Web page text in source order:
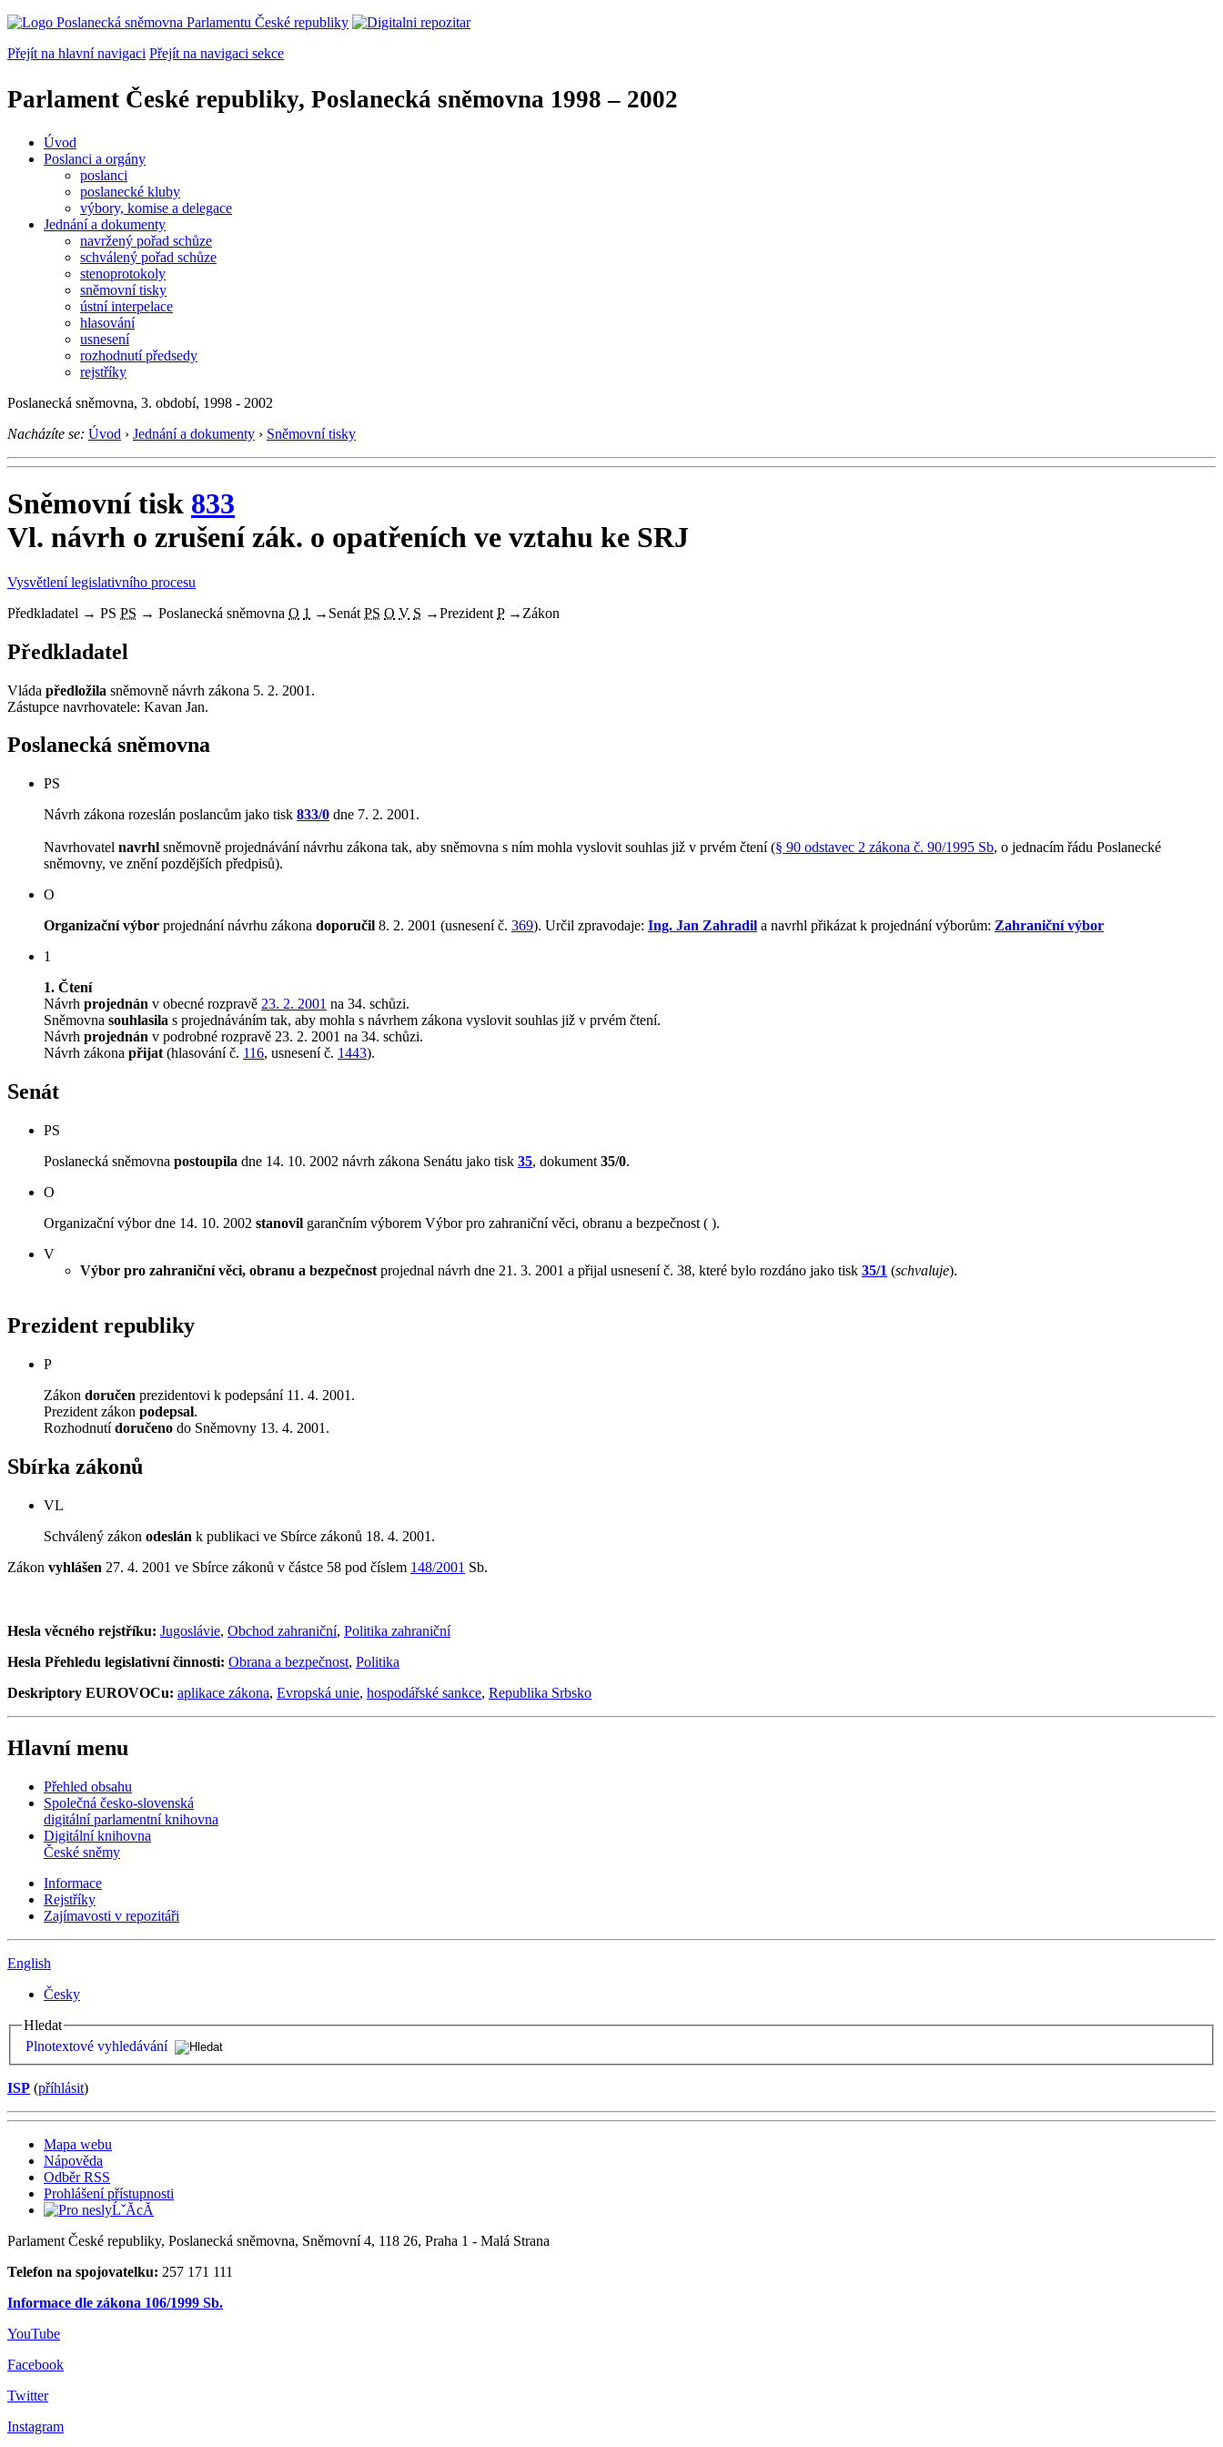
Přejít na hlavní navigaci Přejít na navigaci sekce
Parlament České republiky, Poslanecká sněmovna 1998 – 2002
Úvod
Poslanci a orgány
poslanci
poslanecké kluby
výbory, komise a delegace
Jednání a dokumenty
navržený pořad schůze
schválený pořad schůze
stenoprotokoly
sněmovní tisky
ústní interpelace
hlasování
usnesení
rozhodnutí předsedy
rejstříky
Poslanecká sněmovna, 3. období, 1998 - 2002
Nacházíte se: Úvod › Jednání a dokumenty › Sněmovní tisky
Sněmovní tisk 833
Vl. návrh o zrušení zák. o opatřeních ve vztahu ke SRJ
Vysvětlení legislativního procesu
Předkladatel → PS PS → Poslanecká sněmovna O 1 → Senát PS O V S →Prezident P → Zákon
Předkladatel
Vláda předložila sněmovně návrh zákona 5. 2. 2001.
Zástupce navrhovatele: Kavan Jan.
Poslanecká sněmovna
PS
Návrh zákona rozeslán poslancům jako tisk 833/0 dne 7. 2. 2001.
Navrhovatel navrhl sněmovně projednávání návrhu zákona tak, aby sněmovna s ním mohla vyslovit souhlas již v prvém čtení (§ 90 odstavec 2 zákona č. 90/1995 Sb, o jednacím řádu Poslanecké
sněmovny, ve znění pozdějších předpisů).
O
Organizační výbor projednání návrhu zákona doporučil 8. 2. 2001 (usnesení č. 369). Určil zpravodaje: Ing. Jan Zahradil a navrhl přikázat k projednání výborům: Zahraniční výbor
1
1. Čtení
Návrh projednán v obecné rozpravě 23. 2. 2001 na 34. schůzi.
Sněmovna souhlasila s projednáváním tak, aby mohla s návrhem zákona vyslovit souhlas již v prvém čtení.
Návrh projednán v podrobné rozpravě 23. 2. 2001 na 34. schůzi.
Návrh zákona přijat (hlasování č. 116, usnesení č. 1443).
Senát
PS
Poslanecká sněmovna postoupila dne 14. 10. 2002 návrh zákona Senátu jako tisk 35, dokument 35/0.
O
Organizační výbor dne 14. 10. 2002 stanovil garančním výborem Výbor pro zahraniční věci, obranu a bezpečnost ( ).
V
Výbor pro zahraniční věci, obranu a bezpečnost projednal návrh dne 21. 3. 2001 a přijal usnesení č. 38, které bylo rozdáno jako tisk 35/1 (schvaluje).
Prezident republiky
P
Zákon doručen prezidentovi k podepsání 11. 4. 2001.
Prezident zákon podepsal.
Rozhodnutídoručeno do Sněmovny 13. 4. 2001.
Sbírka zákonů
VL
Schválený zákon odeslán k publikaci ve Sbírce zákonů 18. 4. 2001.
Zákon vyhlášen 27. 4. 2001 ve Sbírce zákonů v částce 58 pod číslem 148/2001 Sb.
Hesla věcného rejstříku: Jugoslávie, Obchod zahraniční, Politika zahraniční
Hesla Přehledu legislativní činnosti: Obrana a bezpečnost, Politika
Deskriptory EUROVOCu: aplikace zákona, Evropská unie, hospodářské sankce, Republika Srbsko
Hlavní menu
Přehled obsahu
Společná česko-slovenská
digitální parlamentní knihovna
Digitální knihovna
České sněmy
Informace
Rejstříky
Zajímavosti v repozitáři
English
Česky
Hledat
Plnotextové vyhledávání
ISP (příhlásit)
Mapa webu
Nápověda
Odběr RSS
Prohlášení přístupnosti
Parlament České republiky, Poslanecká sněmovna, Sněmovní 4, 118 26, Praha 1 - Malá Strana
Telefon na spojovatelku: 257 171 111
Informace dle zákona 106/1999 Sb.
YouTube
Facebook
Twitter
Instagram